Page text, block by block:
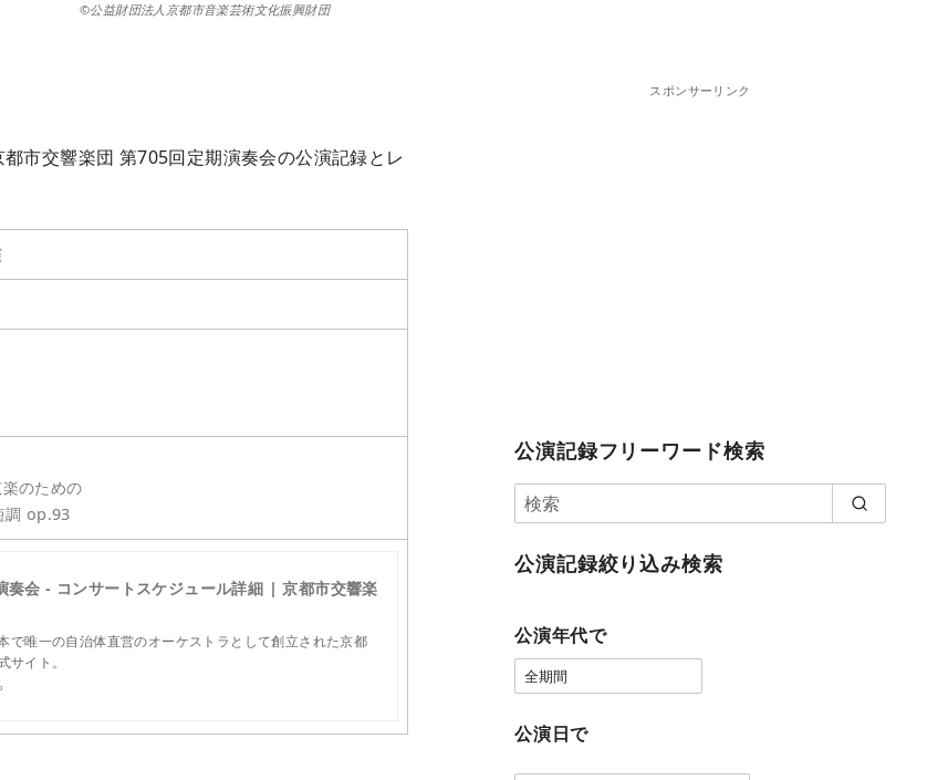
©公益財団法人京都市音楽芸術文化振興財団
市交響楽団 第705回定期演奏会の公演記録とレ
のための
調 op.93
奏会 - コンサートスケジュール詳細 | 京都市交響楽
で唯一の自治体直営のオーケストラとして創立された京都
サイト。
スポンサーリンク
公演記録フリーワード検索
公演記録絞り込み検索
公演年代で
公演日で